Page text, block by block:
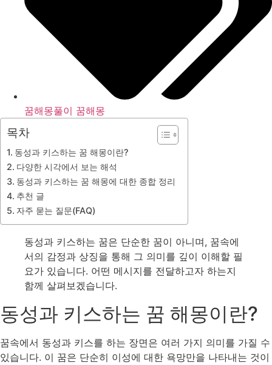
꿈해몽풀이 꿈해몽
목차
동성과 키스하는 꿈 해몽이란?
다양한 시각에서 보는 해석
동성과 키스하는 꿈 해몽에 대한 종합 정리
추천 글
자주 묻는 질문(FAQ)
동성과 키스하는 꿈은 단순한 꿈이 아니며, 꿈속에
서의 감정과 상징을 통해 그 의미를 깊이 이해할 필
요가 있습니다. 어떤 메시지를 전달하고자 하는지
함께 살펴보겠습니다.
동성과 키스하는 꿈 해몽이란?
꿈속에서 동성과 키스를 하는 장면은 여러 가지 의미를 가질 수
있습니다. 이 꿈은 단순히 이성에 대한 욕망만을 나타내는 것이